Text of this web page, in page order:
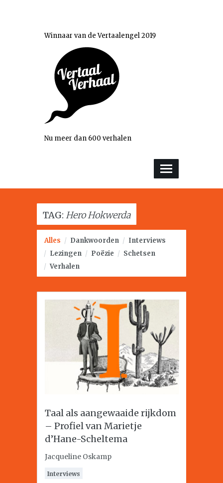
Winnaar van de Vertaalengel 2019
Nu meer dan 600 verhalen
TAG: Hero Hokwerda
Alles / Dankwoorden / Interviews
/ Lezingen / Poëzie / Schetsen
/ Verhalen
Taal als aangewaaide rijkdom
– Profiel van Marietje
d’Hane-Scheltema
Jacqueline Oskamp
Interviews